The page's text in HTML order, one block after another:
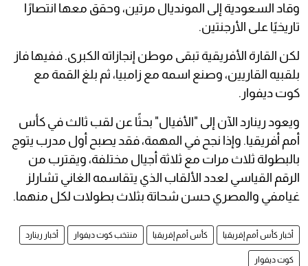
وقاد السعودية إلى المونديال مرتين، وحقق معها انتصارًا
تاريخيًا على الأرجنتين.
لكن القارة الأفريقية تبقى موطن إنجازاته الكبرى. ففيها فاز
بلقبيه القاريين، وصنع اسمه مع زامبيا، ثم بلغ القمة مع
كوت ديفوار.
ويعود رينارد الآن إلى "الأفيال" بحثًا عن لقب ثالث في كأس
أمم أفريقيا. وإذا نجح في المهمة، فقد يصبح أول مدرب يتوج
بالبطولة ثلاث مرات مع ثلاثة أجيال مختلفة، ويقترب من
الرقم القياسي لعدد الألقاب الذي يتقاسمه الغاني تشارلز
غيامفي والمصري حسن شحاتة بثلاث بطولات لكل منهما.
أخبار كأس أمم إفريقيا كأس أمم إفريقيا منتخب كوت ديفوار أخبار رينارد
كوت ديفوار